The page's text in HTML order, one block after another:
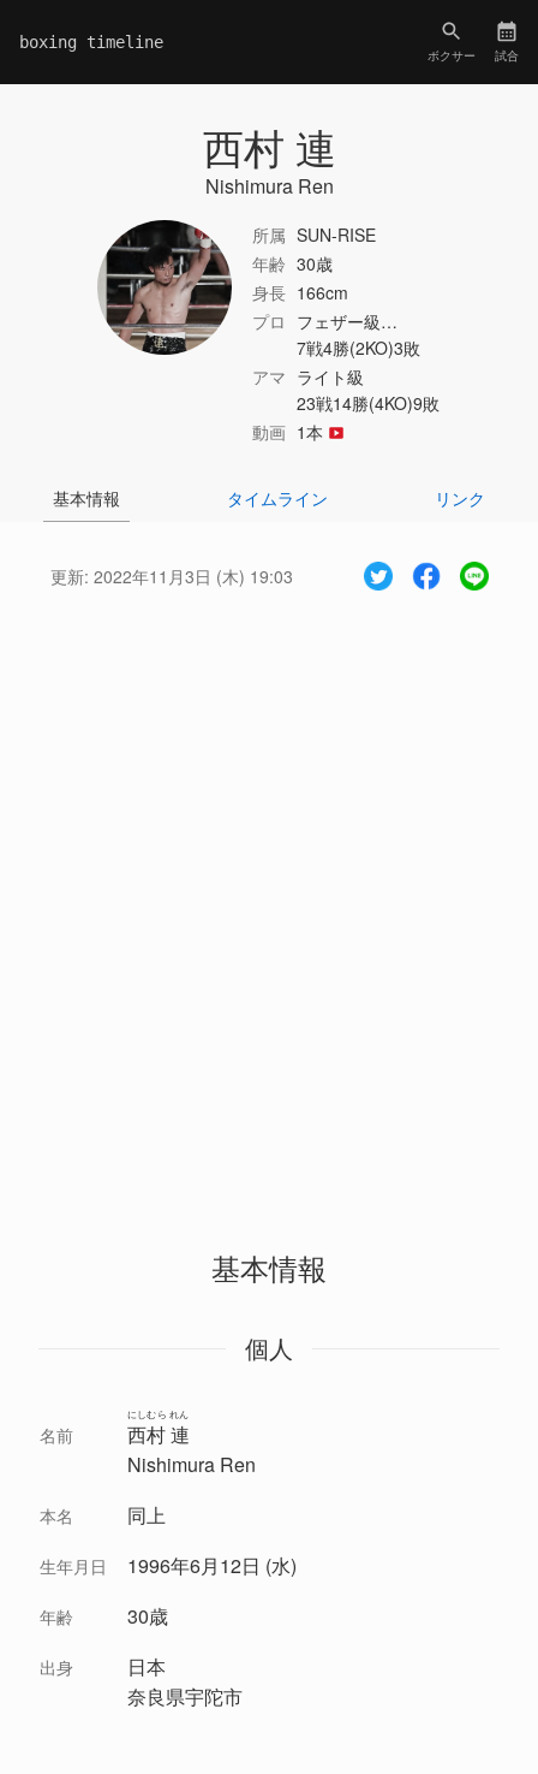
boxing timeline
ボクサー 試合
西村 連
Nishimura Ren
所属 SUN-RISE
年齢 30歳
身長 166cm
プロ フェザー級…
7戦4勝(2KO)3敗
アマ ライト級
23戦14勝(4KO)9敗
動画 1本
基本情報 タイムライン リンク
更新: 2022年11月3日 (木) 19:03
基本情報
個人
名前 西村 連
にしむら れん
Nishimura Ren
本名 同上
生年月日 1996年6月12日 (水)
年齢 30歳
出身
日本
奈良県宇陀市